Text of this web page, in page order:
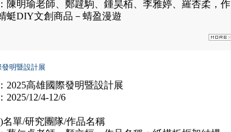
陳明瑜老師、鄭韙駒、鍾昊栢、李雅婷、羅杏柔，作
蜓DIY文創商品－蜻盈漫遊
發明暨設計展
2025高雄國際發明暨設計展
2025/12/4-12/6
名單/研究團隊/作品名稱